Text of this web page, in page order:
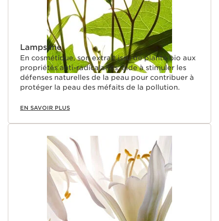
Lampsane
En cosmétique, son extrait issu de plante bio aux
propriétés anti-radicalaires, aide à stimuler les
défenses naturelles de la peau pour contribuer à
protéger la peau des méfaits de la pollution.
EN SAVOIR PLUS